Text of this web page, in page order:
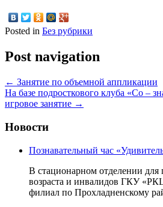
Posted in Без рубрики
Post navigation
← Занятие по объемной аппликации
На базе подросткового клуба «Со –
игровое занятие →
Новости
Познавательный час
В стационарном отделении
возраста и инвалидов ГКУ
филиал по Прохладненскому